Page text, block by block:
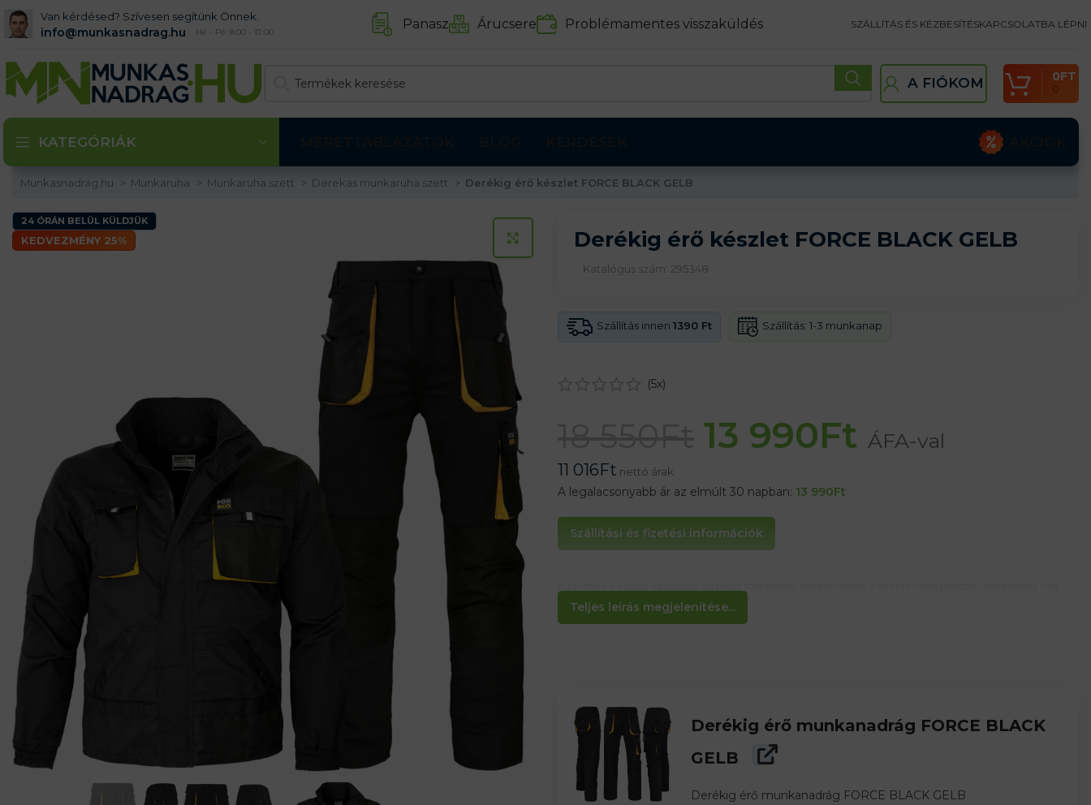
Van kérdésed? Szívesen segítünk Önnek.
info@munkasnadrag.hu Hé - Pé: 8:00 - 17:00 Panasz Árucsere Problémamentes visszaküldés SZÁLLÍTÁS ÉS KÉZBESÍTÉSKAPCSOLATBA LÉPNI
A FIÓKOM 0
0FT
KATEGÓRIÁK
Munkasnadrag.hu Munkaruha Munkaruha szett Derekas munkaruha szett Derékig érő készlet FORCE BLACK GELB
24 ÓRÁN BELÜL KÜLDJÜK
KEDVEZMÉNY 25% KATTINTS A KINAGYÍTÁSHOZ
Derékig érő készlet FORCE BLACK GELB
Katalógus szám: 295348
Szállítás innen 1390 Ft Szállítás: 1-3 munkanap
(5x)
13 990Ft ÁFA-val
11 016Ft nettó árak
A legalacsonyabb ár az elmúlt 30 napban: 13 990Ft
Szállítási és fizetési információk
Teljes leírás megjelenítése...
külön cserélni másik méretre.
Derékig érő munkanadrág FORCE BLACK
GELB
Derékig érő munkanadrág FORCE BLACK GELB